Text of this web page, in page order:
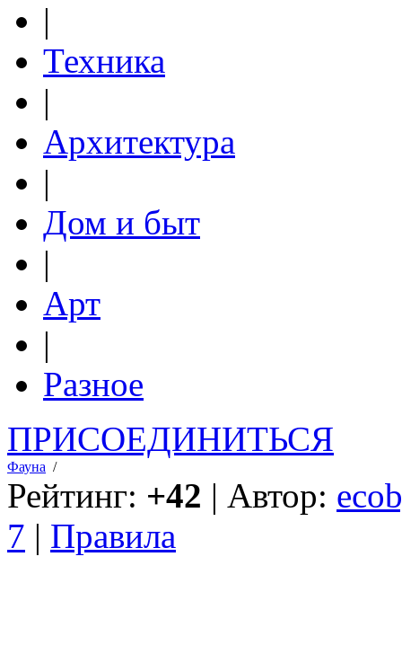
|
Техника
|
Архитектура
|
Дом и быт
|
Арт
|
Разное
ПРИСОЕДИНИТЬСЯ
Фауна /
Рейтинг: +42 | Автор:
7 | Правила